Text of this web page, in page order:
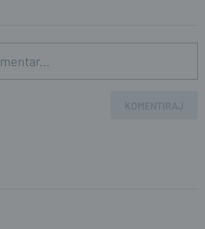
KOMENTIRAJ